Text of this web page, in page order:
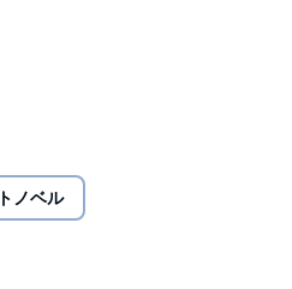
・久下真音・吉田詩織など、
協力。
の存在とされる世界。あなたが通
他にホスト科が存在する。普通
？
ノベル